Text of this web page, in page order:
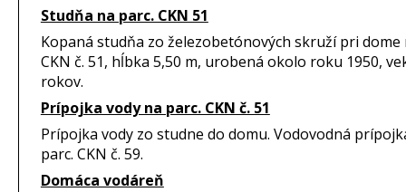
Studňa na parc. CKN 51
Kopaná studňa zo železobetónových skruží pri dome
CKN č. 51, hĺbka 5,50 m, urobená okolo roku 1950,
rokov.
Prípojka vody na parc. CKN č. 51
Prípojka vody zo studne do domu. Vodovodná
parc. CKN č. 59.
Domáca vodáreň